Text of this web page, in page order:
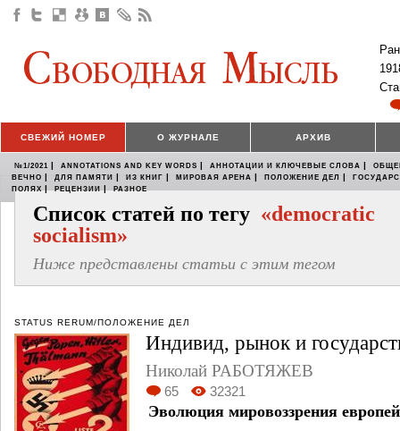
СВЕЖИЙ НОМЕР О ЖУРНАЛЕ АРХИВ
№1/2021 | ANNOTATIONS AND KEY WORDS | АННОТАЦИИ И КЛЮЧЕВЫЕ СЛОВА |
ВЕЧНО | ДЛЯ ПАМЯТИ | ИЗ КНИГ | МИРОВАЯ АРЕНА | ПОЛОЖЕНИЕ ДЕЛ |
ПОЛЯХ | РЕЦЕНЗИИ | РАЗНОЕ
Список статей по тегу «democratic
socialism»
Ниже представлены статьи с этим тегом
STATUS RERUM/ПОЛОЖЕНИЕ ДЕЛ
Индивид, рынок и
Николай РАБОТЯЖЕВ
65 32321
Эволюция мировоззрения